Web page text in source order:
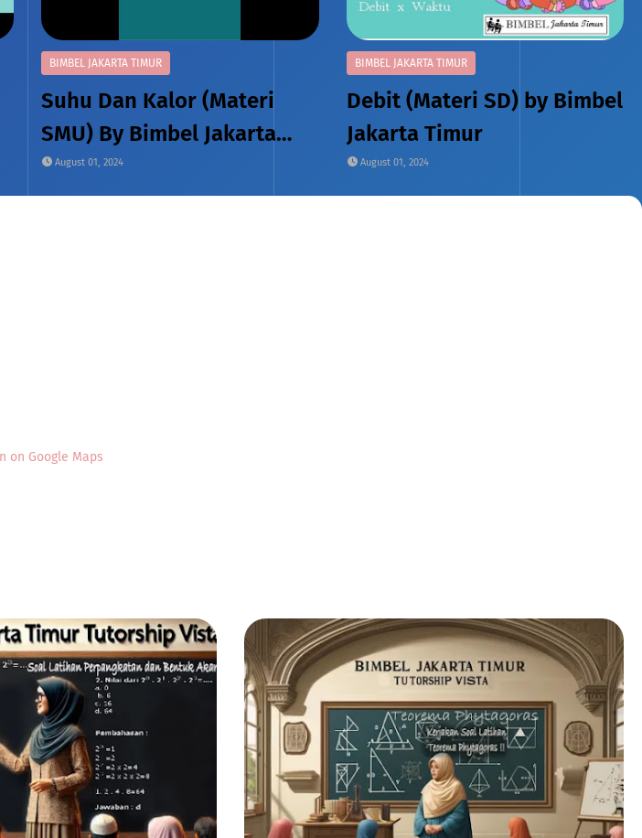
BIMBEL JAKARTA TIMUR
Suhu Dan Kalor (Materi
SMU) By Bimbel Jakarta
Timur
August 01, 2024
BIMBEL JAKARTA TIMUR
Debit (Materi SD) by Bimbel
Jakarta Timur
August 01, 2024
on Google Maps